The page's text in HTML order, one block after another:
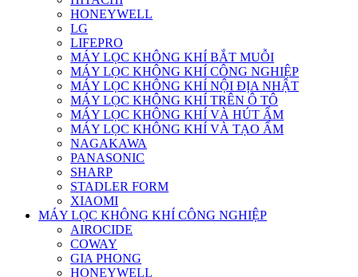
HONEYWELL
LG
LIFEPRO
MÁY LỌC KHÔNG KHÍ BẮT MUỖI
MÁY LỌC KHÔNG KHÍ CÔNG NGHIỆP
MÁY LỌC KHÔNG KHÍ NỘI ĐỊA NHẬT
MÁY LỌC KHÔNG KHÍ TRÊN Ô TÔ
MÁY LỌC KHÔNG KHÍ VÀ HÚT ẨM
MÁY LỌC KHÔNG KHÍ VÀ TẠO ẨM
NAGAKAWA
PANASONIC
SHARP
STADLER FORM
XIAOMI
MÁY LỌC KHÔNG KHÍ CÔNG NGHIỆP
AIROCIDE
COWAY
GIA PHONG
HONEYWELL